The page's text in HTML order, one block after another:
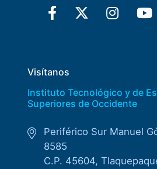
Visítanos
Instituto Tecnológico y de
Superiores de Occidente
Periférico Sur Manuel
8585
C.P. 45604,